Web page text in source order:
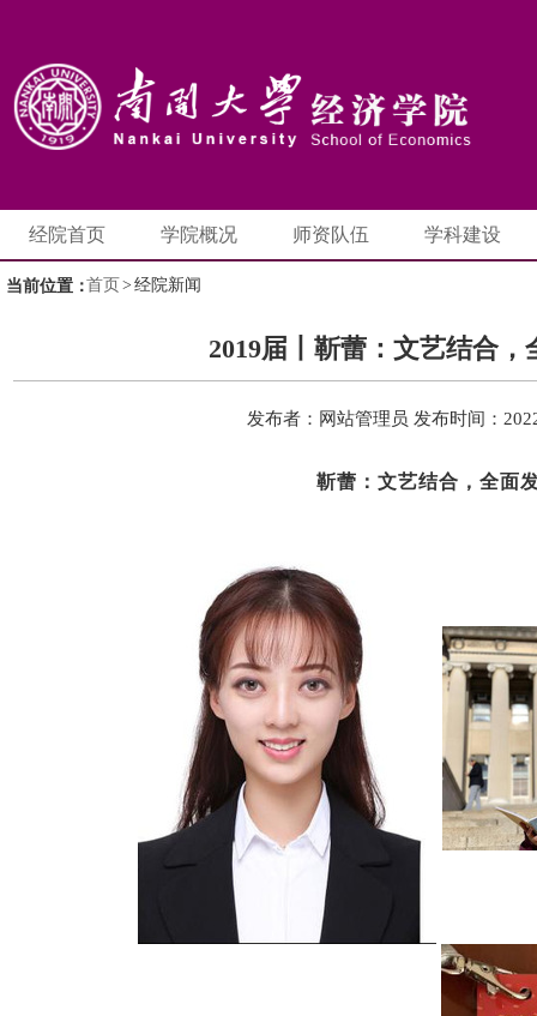
经院首页 学院概况 师资队伍 学科建设
当前位置：首页 > 经院新闻
2019届丨靳蕾：文艺结合，
发布者：网站管理员 发布时间：
靳蕾：文艺结合，全面